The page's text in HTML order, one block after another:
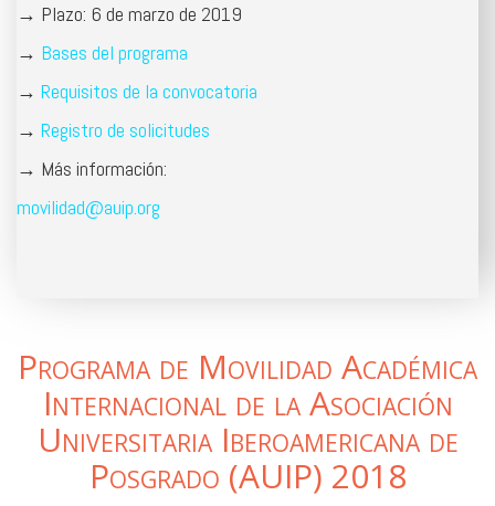
→ Plazo: 6 de marzo de 2019
→ Bases del programa
→ Requisitos de la convocatoria
→ Registro de solicitudes
→ Más información:
movilidad@auip.org
Programa de Movilidad Académica
Internacional de la Asociación
Universitaria Iberoamericana de
Posgrado (AUIP) 2018